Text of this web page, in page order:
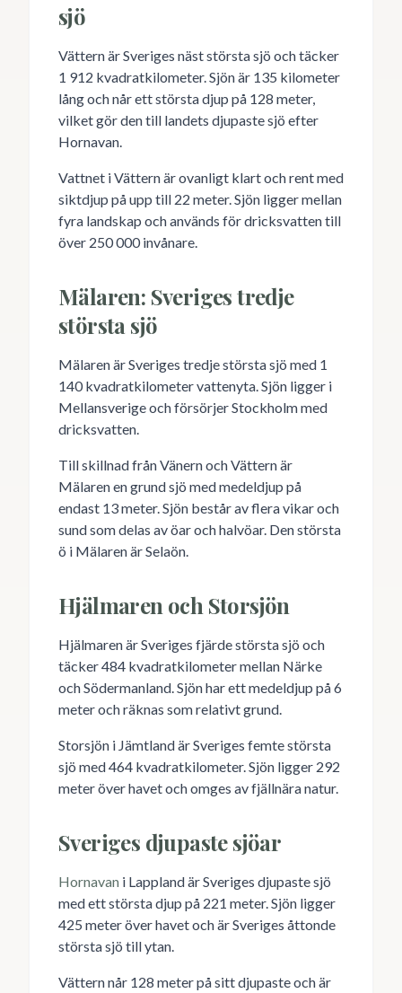
sjö
Vättern är Sveriges näst största sjö och täcker
1 912 kvadratkilometer. Sjön är 135 kilometer
lång och når ett största djup på 128 meter,
vilket gör den till landets djupaste sjö efter
Hornavan.
Vattnet i Vättern är ovanligt klart och rent med
siktdjup på upp till 22 meter. Sjön ligger mellan
fyra landskap och används för dricksvatten till
över 250 000 invånare.
Mälaren: Sveriges tredje
största sjö
Mälaren är Sveriges tredje största sjö med 1
140 kvadratkilometer vattenyta. Sjön ligger i
Mellansverige och försörjer Stockholm med
dricksvatten.
Till skillnad från Vänern och Vättern är
Mälaren en grund sjö med medeldjup på
endast 13 meter. Sjön består av flera vikar och
sund som delas av öar och halvöar. Den största
ö i Mälaren är Selaön.
Hjälmaren och Storsjön
Hjälmaren är Sveriges fjärde största sjö och
täcker 484 kvadratkilometer mellan Närke
och Södermanland. Sjön har ett medeldjup på 6
meter och räknas som relativt grund.
Storsjön i Jämtland är Sveriges femte största
sjö med 464 kvadratkilometer. Sjön ligger 292
meter över havet och omges av fjällnära natur.
Sveriges djupaste sjöar
Hornavan i Lappland är Sveriges djupaste sjö
med ett största djup på 221 meter. Sjön ligger
425 meter över havet och är Sveriges åttonde
största sjö till ytan.
Vättern når 128 meter på sitt djupaste och är